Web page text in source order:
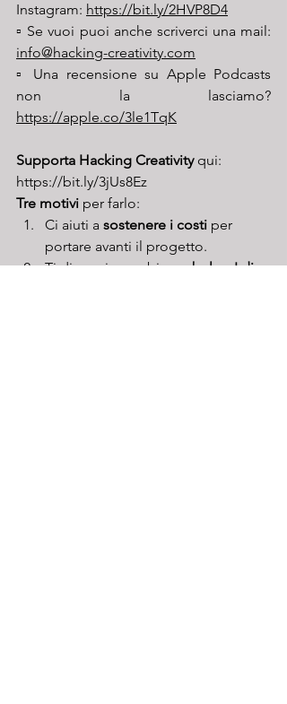
Instagram: https://bit.ly/2HVP8D4
info@hacking-creativity.com
▫️ Una recensione su Apple Podcasts
https://apple.co/3le1TqK
Supporta Hacking Creativity qui:
https://bit.ly/3jUs8Ez
Tre motivi per farlo:
Ci aiuti a sostenere i costi per
portare avanti il progetto.
Ti diamo in cambio un bel po' di